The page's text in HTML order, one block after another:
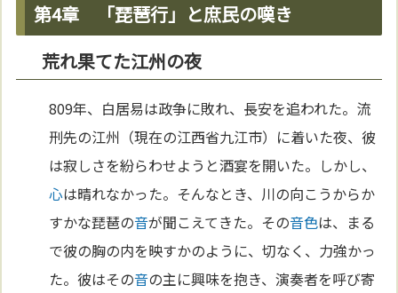
第4章 「琵琶行」と庶民の嘆き
荒れ果てた江州の夜
809年、白居易は政争に敗れ、長安を追われた。流
刑先の江州（現在の江西省九江市）に着いた夜、彼
は寂しさを紛らわせようと酒宴を開いた。しかし、
心は晴れなかった。そんなとき、川の向こうからか
すかな琵琶の音が聞こえてきた。その音色は、まる
で彼の胸の内を映すかのように、切なく、力強かっ
た。彼はその音の主に興味を抱き、演奏者を呼び寄